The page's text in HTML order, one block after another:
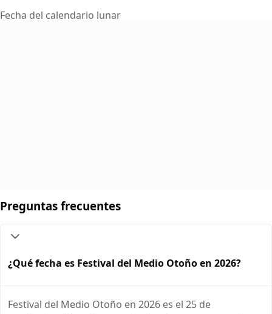
Fecha del calendario lunar
Preguntas frecuentes
¿Qué fecha es Festival del Medio Otoño en 2026?
Festival del Medio Otoño en 2026 es el 25 de